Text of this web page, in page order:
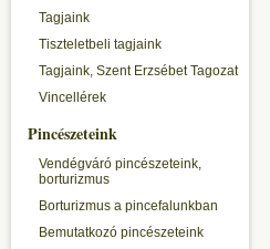
Tagjaink
Tiszteletbeli tagjaink
Tagjaink, Szent Erzsébet Tagozat
Vincellérek
Pincészeteink
Vendégváró pincészeteink,
borturizmus
Borturizmus a pincefalunkban
Bemutatkozó pincészeteink